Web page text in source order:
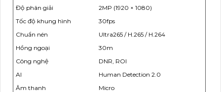
Độ phân giải
2MP (1920 × 1080)
Tốc độ khung hình
30fps
Chuẩn nén
Ultra265 / H.265 / H.264
Hồng ngoại
30m
Công nghệ
DNR, ROI
AI
Human Detection 2.0
Âm thanh
Micro